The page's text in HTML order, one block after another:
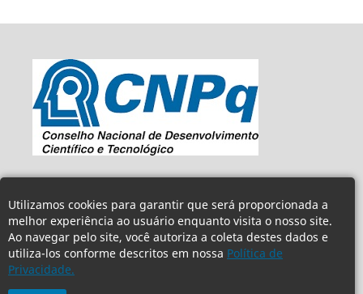
Utilizamos cookies para garantir que será proporcionada a
melhor experiência ao usuário enquanto visita o nosso site.
Ao navegar pelo site, você autoriza a coleta destes dados e
utiliza-los conforme descritos em nossa Política de
Privacidade.